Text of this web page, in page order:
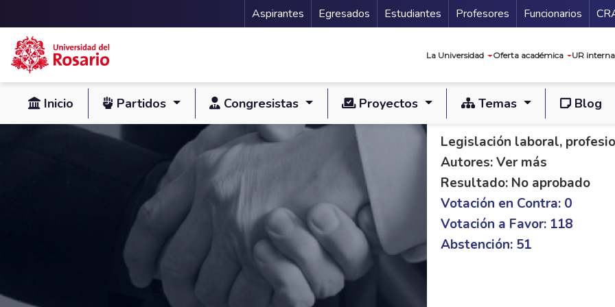
Pasar al contenido principal
Menu Secundario
Aspirantes Egresados Estudiantes Profesores Funcionarios
La Universidad Oferta académica UR
Inicio Partidos Congresistas Proyectos Temas Blog
PL C 147/19 S 330/
Legislación laboral,
Autores: Ver más
Resultado: No aprobado
Votación en Contra: 0
Votación a Favor: 118
Abstención: 51